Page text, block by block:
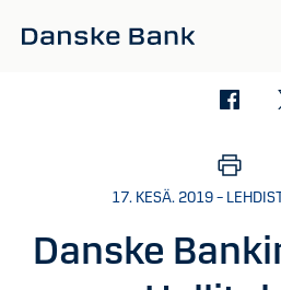
17. KESÄ. 2019 –
Danske